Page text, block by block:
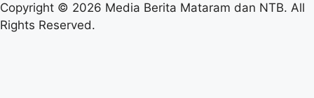
Copyright © 2026 Media Berita Mataram dan NTB. All
Rights Reserved.